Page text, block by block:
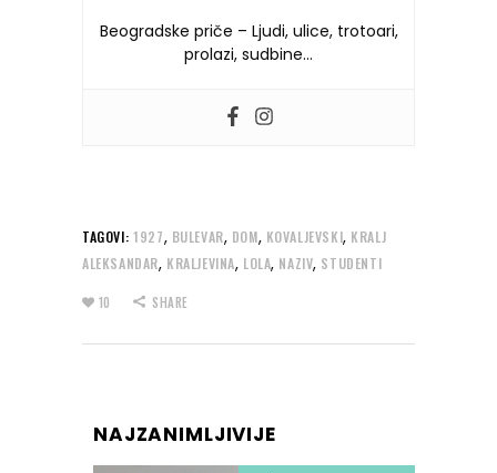
Beogradske priče – Ljudi, ulice, trotoari,
prolazi, sudbine…
TAGOVI: 1927, BULEVAR, DOM, KOVALJEVSKI, KRALJ
ALEKSANDAR, KRALJEVINA, LOLA, NAZIV, STUDENTI
10 SHARE
NAJZANIMLJIVIJE